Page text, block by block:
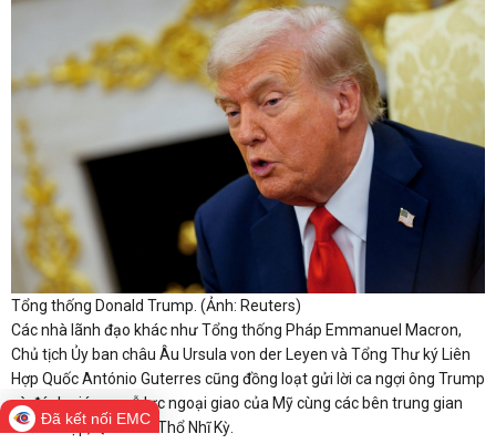
Tổng thống Donald Trump. (Ảnh: Reuters)
Các nhà lãnh đạo khác như Tổng thống Pháp Emmanuel Macron,
Chủ tịch Ủy ban châu Âu Ursula von der Leyen và Tổng Thư ký Liên
Hợp Quốc António Guterres cũng đồng loạt gửi lời ca ngợi ông Trump
và đánh giá cao nỗ lực ngoại giao của Mỹ cùng các bên trung gian
như Ai Cập, Qatar và Thổ Nhĩ Kỳ.
Đã kết nối EMC